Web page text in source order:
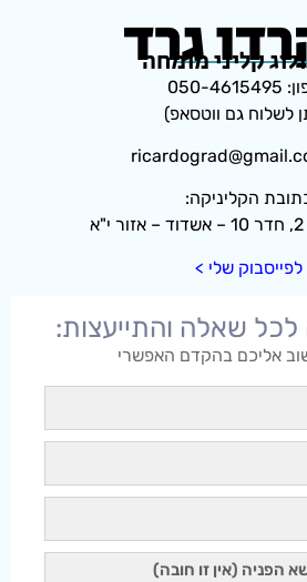
גרד
קליני מומחה
לשלוח גם ווטסאפ)
הקליניקה:
לפייסבוק שלי >
לכל שאלה והתייעצות:
אליכם בהקדם האפשרי